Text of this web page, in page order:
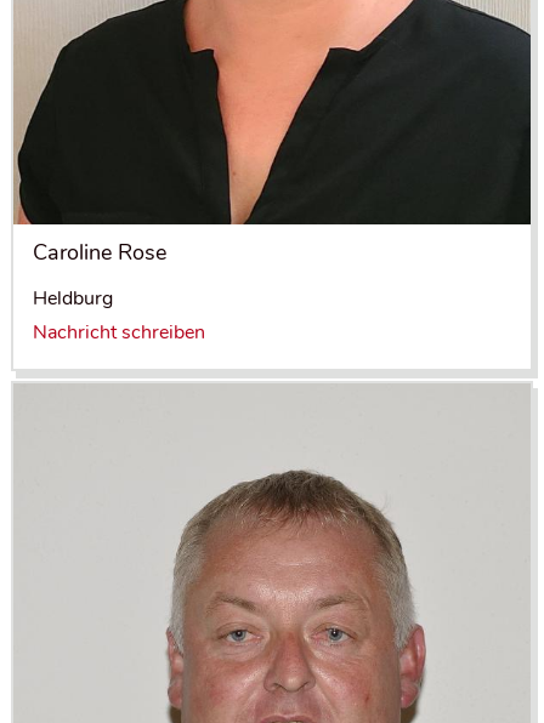
Caroline Rose
Heldburg
Nachricht schreiben